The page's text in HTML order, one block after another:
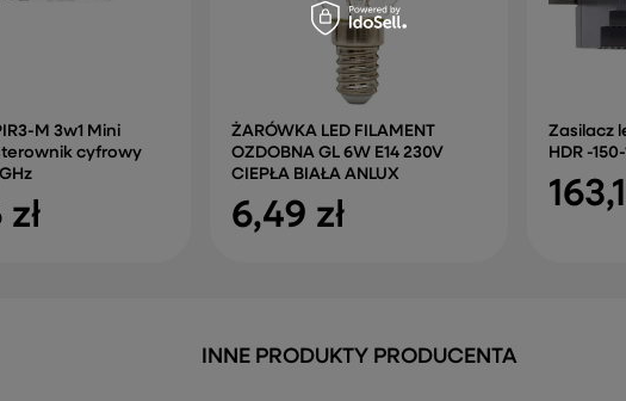
M 3w1 Mini
cyfrowy
ŻARÓWKA LED FILAMENT
OZDOBNA GL 6W E14 230V
CIEPŁA BIAŁA ANLUX
6,49 zł
Zasilacz
HDR -150-
INNE PRODUKTY PRODUCENTA